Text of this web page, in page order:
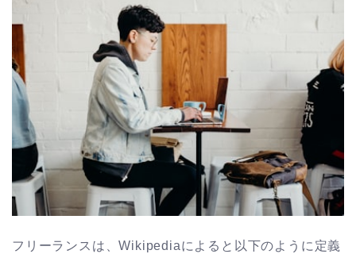
フリーランスは、Wikipediaによると以下のように定義